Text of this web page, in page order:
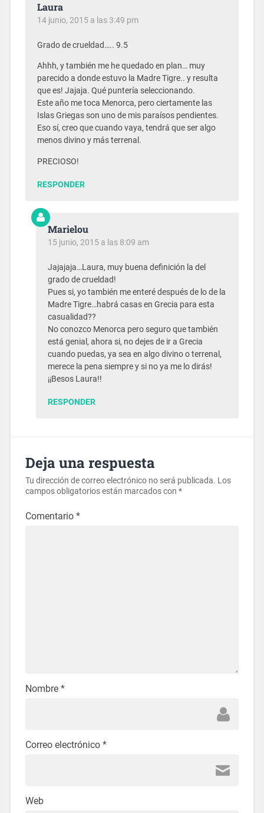
Laura
14 junio, 2015 a las 3:49 pm
Grado de crueldad….. 9.5
Ahhh, y también me he quedado en plan… muy
parecido a donde estuvo la Madre Tigre.. y resulta
que es! Jajaja. Qué puntería seleccionando.
Este año me toca Menorca, pero ciertamente las
Islas Griegas son uno de mis paraísos pendientes.
Eso sí, creo que cuando vaya, tendrá que ser algo
menos divino y más terrenal.
PRECIOSO!
RESPONDER
Marielou
15 junio, 2015 a las 8:09 am
Jajajaja…Laura, muy buena definición la del
grado de crueldad!
Pues si, yo también me enteré después de lo de la
Madre Tigre…habrá casas en Grecia para esta
casualidad??
No conozco Menorca pero seguro que también
está genial, ahora si, no dejes de ir a Grecia
cuando puedas, ya sea en algo divino o terrenal,
merece la pena siempre y si no ya me lo dirás!
¡¡Besos Laura!!
RESPONDER
Deja una respuesta
Tu dirección de correo electrónico no será publicada. Los
campos obligatorios están marcados con *
Comentario *
Nombre *
Correo electrónico *
Web